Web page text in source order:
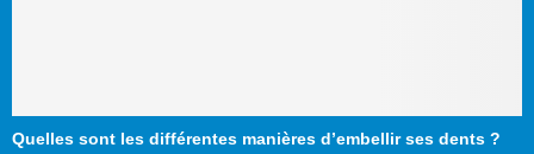
Quelles sont les différentes manières d’embellir ses dents ?